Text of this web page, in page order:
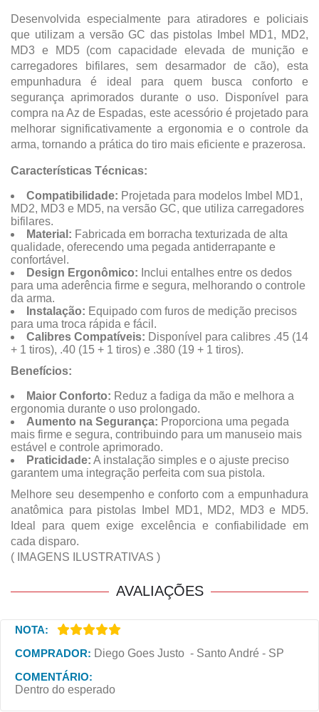
Desenvolvida especialmente para atiradores e policiais
que utilizam a versão GC das pistolas Imbel MD1, MD2,
MD3 e MD5 (com capacidade elevada de munição e
carregadores bifilares, sem desarmador de cão), esta
empunhadura é ideal para quem busca conforto e
segurança aprimorados durante o uso. Disponível para
compra na Az de Espadas, este acessório é projetado para
melhorar significativamente a ergonomia e o controle da
arma, tornando a prática do tiro mais eficiente e prazerosa.
Características Técnicas:
Compatibilidade: Projetada para modelos Imbel MD1,
MD2, MD3 e MD5, na versão GC, que utiliza carregadores
bifilares.
Material: Fabricada em borracha texturizada de alta
qualidade, oferecendo uma pegada antiderrapante e
confortável.
Design Ergonômico: Inclui entalhes entre os dedos
para uma aderência firme e segura, melhorando o controle
da arma.
Instalação: Equipado com furos de medição precisos
para uma troca rápida e fácil.
Calibres Compatíveis: Disponível para calibres .45 (14
+ 1 tiros), .40 (15 + 1 tiros) e .380 (19 + 1 tiros).
Benefícios:
Maior Conforto: Reduz a fadiga da mão e melhora a
ergonomia durante o uso prolongado.
Aumento na Segurança: Proporciona uma pegada
mais firme e segura, contribuindo para um manuseio mais
estável e controle aprimorado.
Praticidade: A instalação simples e o ajuste preciso
garantem uma integração perfeita com sua pistola.
Melhore seu desempenho e conforto com a empunhadura
anatômica para pistolas Imbel MD1, MD2, MD3 e MD5.
Ideal para quem exige excelência e confiabilidade em
cada disparo.
( IMAGENS ILUSTRATIVAS )
AVALIAÇÕES
NOTA:
COMPRADOR: Diego Goes Justo - Santo André - SP
COMENTÁRIO:
Dentro do esperado